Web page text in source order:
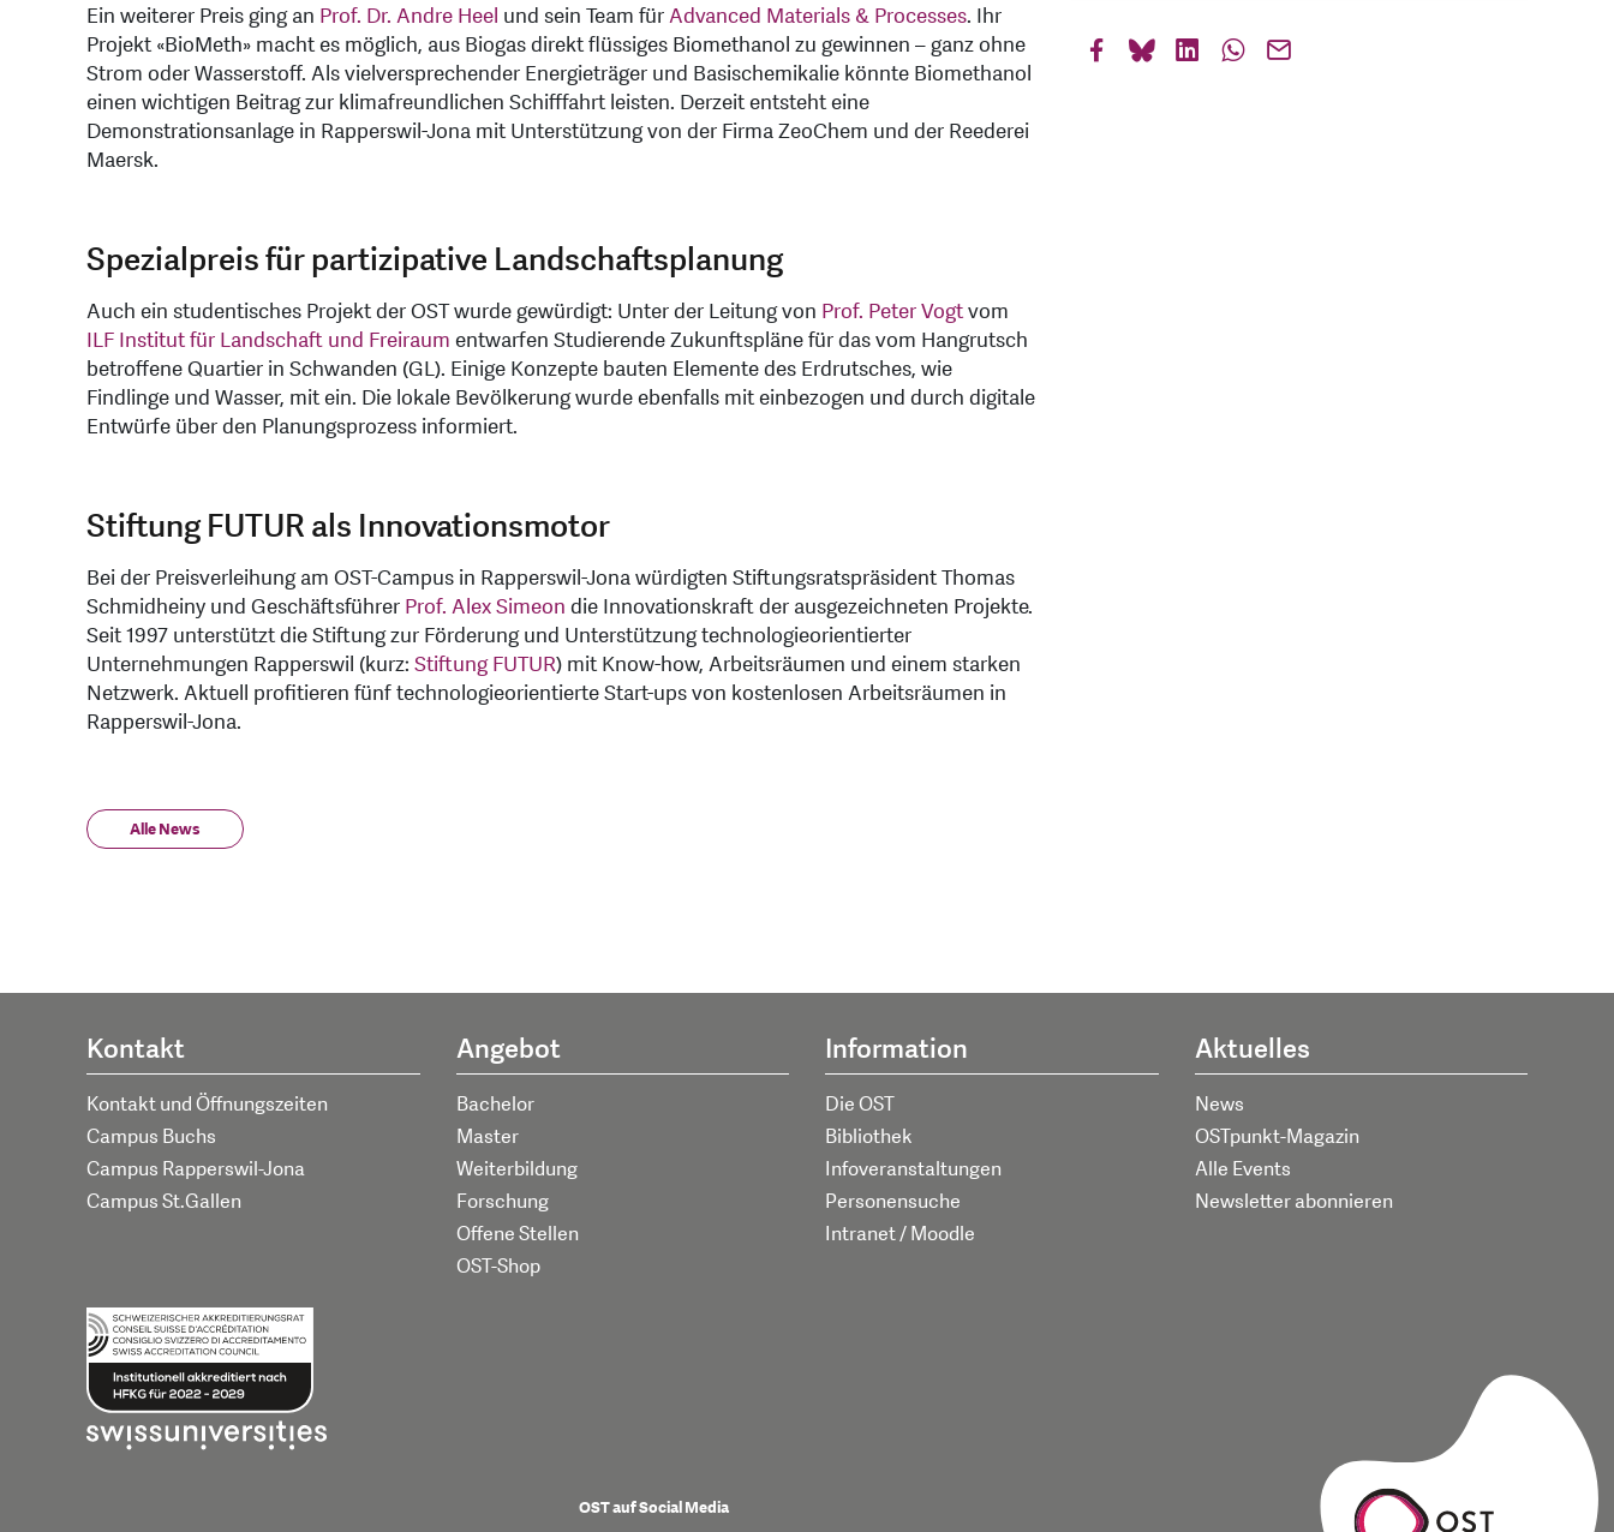
Ein weiterer Preis ging an Prof. Dr. Andre Heel und sein Team fürAdvanced Materials & Processes. Ihr
Projekt «BioMeth» macht es möglich, aus Biogas direkt flüssiges Biomethanol zu gewinnen – ganz ohne
Strom oder Wasserstoff. Als vielversprechender Energieträger und Basischemikalie könnte Biomethanol
einen wichtigen Beitrag zur klimafreundlichen Schifffahrt leisten. Derzeit entsteht eine
Demonstrationsanlage in Rapperswil-Jona mit Unterstützung von der Firma ZeoChem und der Reederei
Maersk.
Spezialpreis für partizipative Landschaftsplanung
Auch ein studentisches Projekt der OST wurde gewürdigt: Unter der Leitung von Prof. Peter Vogtvom
ILF Institut für Landschaft und Freiraum entwarfen Studierende Zukunftspläne für das vom Hangrutsch
betroffene Quartier in Schwanden (GL). Einige Konzepte bauten Elemente des Erdrutsches, wie
Findlinge und Wasser, mit ein. Die lokale Bevölkerung wurde ebenfalls mit einbezogen und durch digitale
Entwürfe über den Planungsprozess informiert.
Stiftung FUTUR als Innovationsmotor
Bei der Preisverleihung am OST-Campus in Rapperswil-Jona würdigten Stiftungsratspräsident Thomas
Schmidheiny und Geschäftsführer Prof. Alex Simeon die Innovationskraft der ausgezeichneten Projekte.
Seit 1997 unterstützt die Stiftung zur Förderung und Unterstützung technologieorientierter
Unternehmungen Rapperswil (kurz: Stiftung FUTUR) mit Know-how, Arbeitsräumen und einem starken
Netzwerk. Aktuell profitieren fünf technologieorientierte Start-ups von kostenlosen Arbeitsräumen in
Rapperswil-Jona.
Alle News
Kontakt
Kontakt und Öffnungszeiten
Campus Buchs
Campus Rapperswil-Jona
Campus St.Gallen
Angebot
Bachelor
Master
Weiterbildung
Forschung
Offene Stellen
OST-Shop
Information
Die OST
Bibliothek
Infoveranstaltungen
Personensuche
Intranet / Moodle
Aktuelles
News
OSTpunkt-Magazin
Alle Events
Newsletter abonnieren
OST auf Social Media